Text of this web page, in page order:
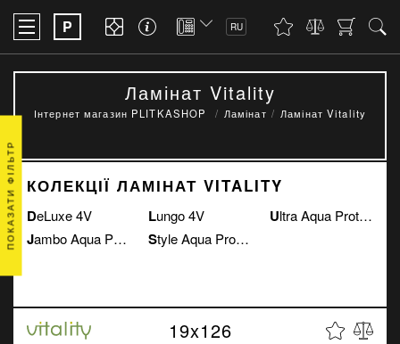
P RU
Ламінат Vitality
Інтернет магазин PLITKASHOP Ламінат Ламінат Vitality
КОЛЕКЦІЇ ЛАМІНАТ VITALITY
DeLuxe 4V
Jambo Aqua Protect 4V
Lungo 4V
Style Aqua Protect 4V
Ultra Aqua Protect 4V
19x126
ПОКАЗАТИ ФІЛЬТР